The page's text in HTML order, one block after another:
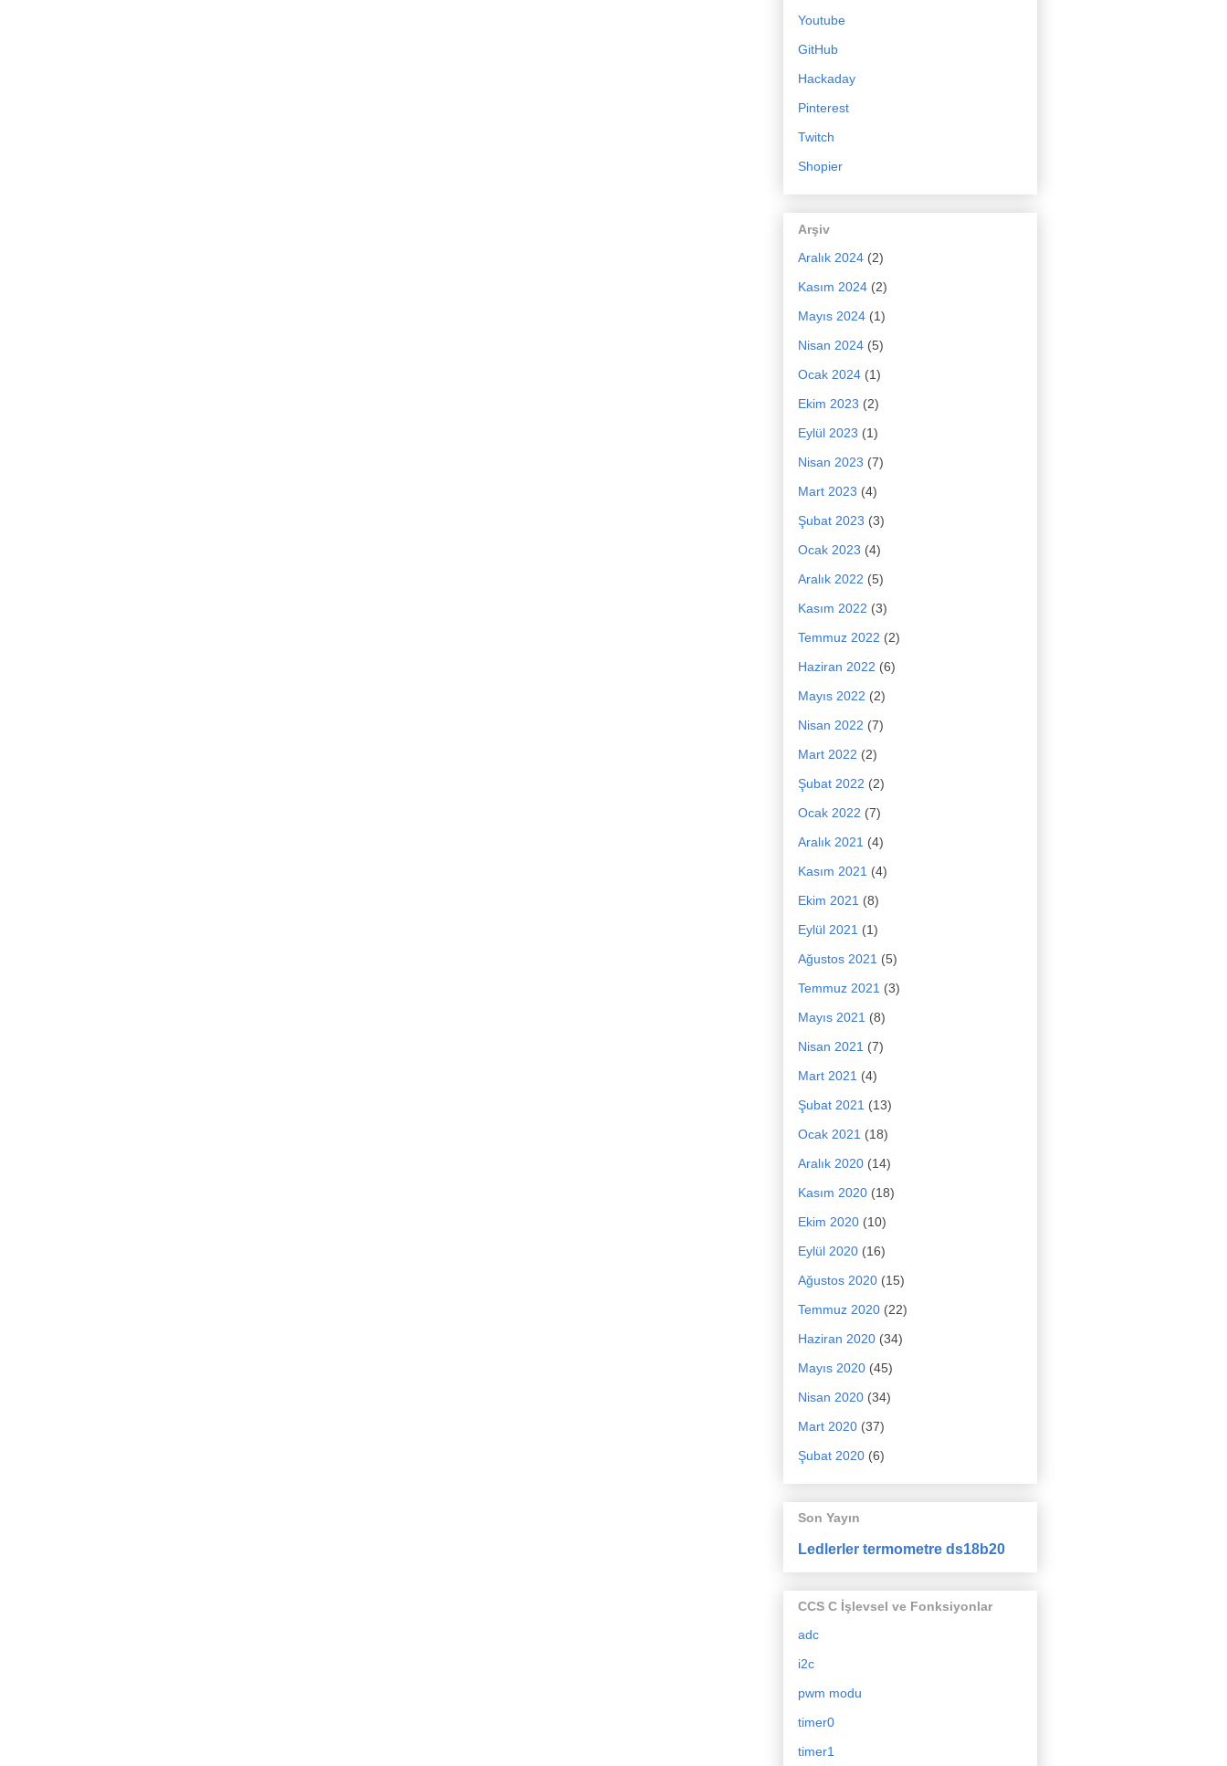
Youtube
GitHub
Hackaday
Pinterest
Twitch
Shopier
Arşiv
Aralık 2024 (2)
Kasım 2024 (2)
Mayıs 2024 (1)
Nisan 2024 (5)
Ocak 2024 (1)
Ekim 2023 (2)
Eylül 2023 (1)
Nisan 2023 (7)
Mart 2023 (4)
Şubat 2023 (3)
Ocak 2023 (4)
Aralık 2022 (5)
Kasım 2022 (3)
Temmuz 2022 (2)
Haziran 2022 (6)
Mayıs 2022 (2)
Nisan 2022 (7)
Mart 2022 (2)
Şubat 2022 (2)
Ocak 2022 (7)
Aralık 2021 (4)
Kasım 2021 (4)
Ekim 2021 (8)
Eylül 2021 (1)
Ağustos 2021 (5)
Temmuz 2021 (3)
Mayıs 2021 (8)
Nisan 2021 (7)
Mart 2021 (4)
Şubat 2021 (13)
Ocak 2021 (18)
Aralık 2020 (14)
Kasım 2020 (18)
Ekim 2020 (10)
Eylül 2020 (16)
Ağustos 2020 (15)
Temmuz 2020 (22)
Haziran 2020 (34)
Mayıs 2020 (45)
Nisan 2020 (34)
Mart 2020 (37)
Şubat 2020 (6)
Son Yayın
Ledlerler termometre ds18b20
CCS C İşlevsel ve Fonksiyonlar
adc
i2c
pwm modu
timer0
timer1